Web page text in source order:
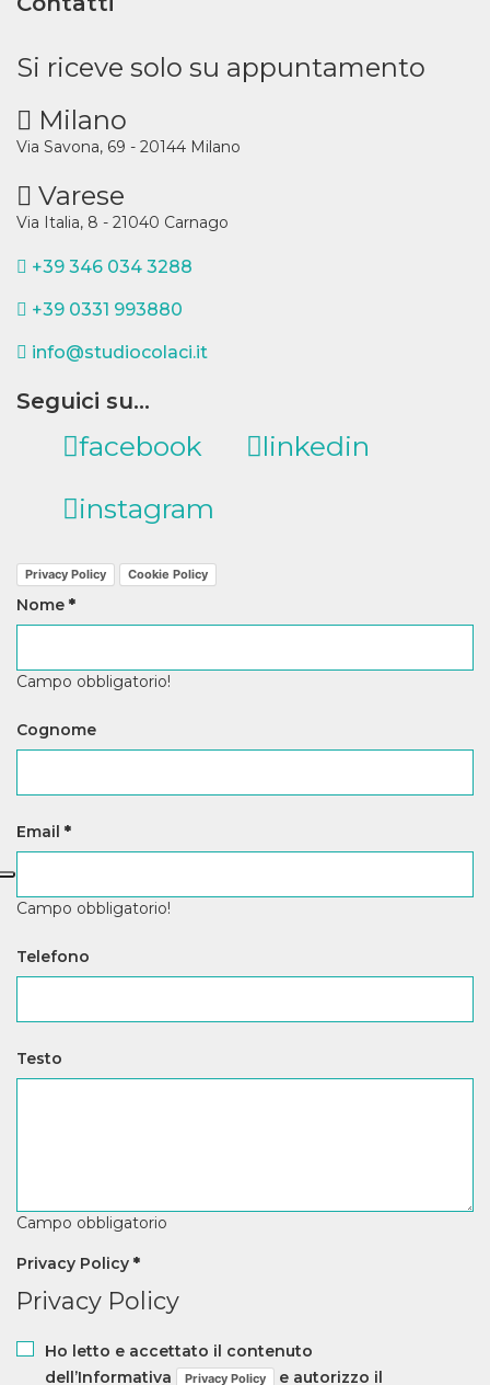
Si riceve solo su appuntamento
Milano
Via Savona, 69 - 20144 Milano
Varese
Via Italia, 8 - 21040 Carnago
+39 346 034 3288
+39 0331 993880
info@studiocolaci.it
Seguici su...
facebook
linkedin
instagram
Privacy Policy Cookie Policy
Nome *
Campo obbligatorio!
Cognome
Email *
Campo obbligatorio!
Telefono
Testo
Campo obbligatorio
Privacy Policy *
Privacy Policy
Ho letto e accettato il contenuto
dell’Informativa
Privacy Policy e autorizzo il